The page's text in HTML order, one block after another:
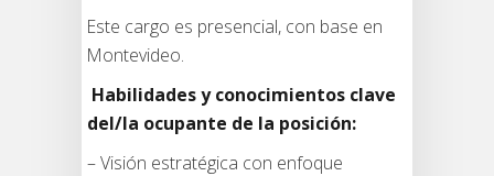
Este cargo es presencial, con base en
Montevideo.
Habilidades y conocimientos clave
del/la ocupante de la posición:
– Visión estratégica con enfoque